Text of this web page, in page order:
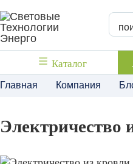
Каталог
Главная Компания
Электричество